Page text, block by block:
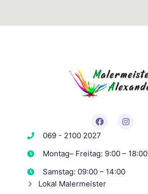
069 - 2100 2027
Montag– Freitag: 9:00 – 18:00
Samstag: 09:00 – 14:00
Lokal Malermeister